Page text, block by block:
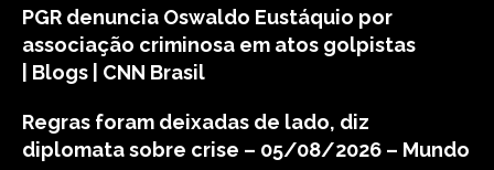
PGR denuncia Oswaldo Eustáquio por
associação criminosa em atos golpistas
| Blogs | CNN Brasil
Regras foram deixadas de lado, diz
diplomata sobre crise – 05/08/2026 – Mundo